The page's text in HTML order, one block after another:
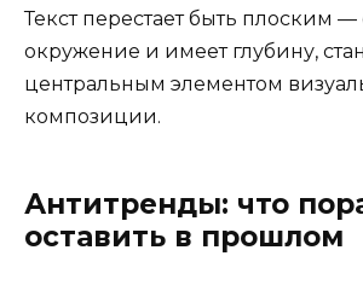
Текст перестает быть плоским —
окружение и имеет глубину,
центральным элементом
композиции.
Антитренды: что
оставить в прошлом